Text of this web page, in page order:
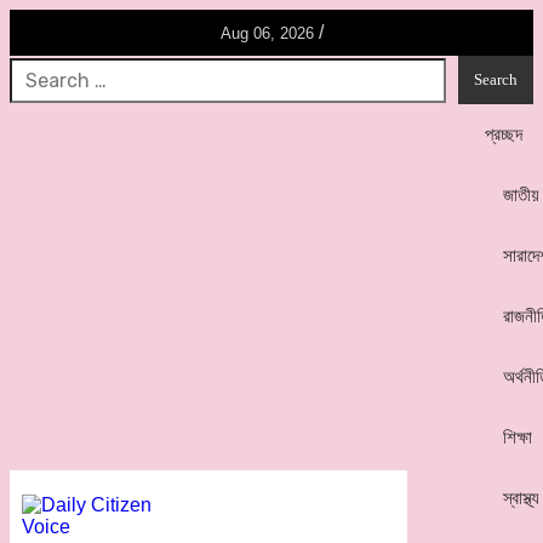
Aug 06, 2026 /
প্রচ্ছদ
জাতীয়
শিক্ষা
স্বাস্থ্য